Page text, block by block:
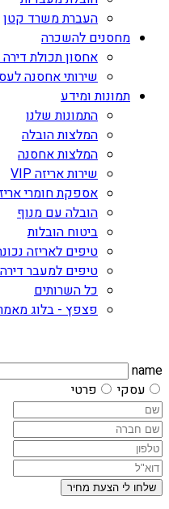
העברת משרד קטן
מחסנים להשכרה
אחסון תכולת
שירותי אחסנה
תמונות ומידע
התמונות שלנו
המלצות הובלה
המלצות אחסנה
שירות אריזה VIP
אספקת חומרי
הובלה עם מנוף
ביטוח הובלות
טיפים לאריזה
טיפים למעבר דירה
כל השרותים
פצפץ - בלוג
name
עסקי
פרטי
שלחו לי הצעת מחיר